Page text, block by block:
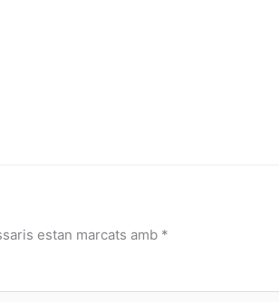
estan marcats amb *